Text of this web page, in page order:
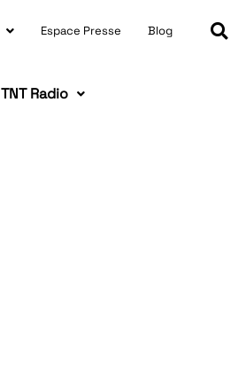
Espace Presse Blog
TNT Radio